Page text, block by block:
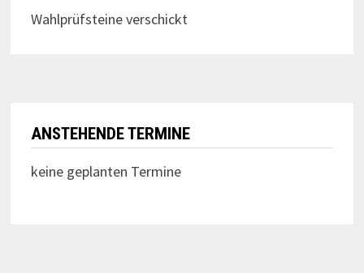
Wahlprüfsteine verschickt
ANSTEHENDE TERMINE
keine geplanten Termine